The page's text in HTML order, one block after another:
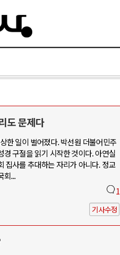
도 문제다
한 일이 벌어졌다. 박선원 더불어민주
구절을 읽기 시작한 것이다. 아연실
집사를 추대하는 자리가 아니다. 정교
회...
1
기사수정
러시아-우크라이나 전쟁
상화: 우크라이나, 대리전의 역..
이나 드론 협력 직후, 러시아..
라 군사지원 2027년까지 공..
나, 덴마크, 에스토니아, 네덜란..
라, 대규모 공습 주고받아…민간 ..